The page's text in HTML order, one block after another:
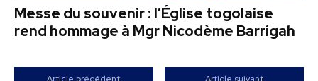
Messe du souvenir : l’Église togolaise
rend hommage à Mgr Nicodème Barrigah